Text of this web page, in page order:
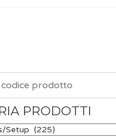
PRODOTTI